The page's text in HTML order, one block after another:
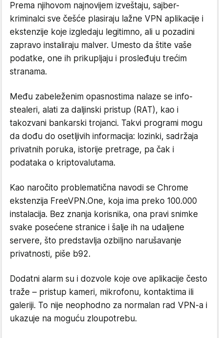
Prema njihovom najnovijem izveštaju, sajber-
kriminalci sve češće plasiraju lažne VPN aplikacije i
ekstenzije koje izgledaju legitimno, ali u pozadini
zapravo instaliraju malver. Umesto da štite vaše
podatke, one ih prikupljaju i prosleđuju trećim
stranama.
Među zabeleženim opasnostima nalaze se info-
stealeri, alati za daljinski pristup (RAT), kao i
takozvani bankarski trojanci. Takvi programi mogu
da dođu do osetljivih informacija: lozinki, sadržaja
privatnih poruka, istorije pretrage, pa čak i
podataka o kriptovalutama.
Kao naročito problematična navodi se Chrome
ekstenzija FreeVPN.One, koja ima preko 100.000
instalacija. Bez znanja korisnika, ona pravi snimke
svake posećene stranice i šalje ih na udaljene
servere, što predstavlja ozbiljno narušavanje
privatnosti, piše b92.
Dodatni alarm su i dozvole koje ove aplikacije često
traže – pristup kameri, mikrofonu, kontaktima ili
galeriji. To nije neophodno za normalan rad VPN-a i
ukazuje na moguću zloupotrebu.